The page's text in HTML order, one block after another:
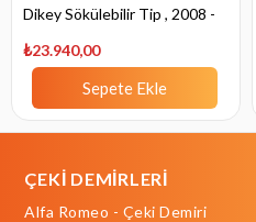
Dikey Sökülebilir Tip , 2008 -
₺23.940,00
Sepete Ekle
ÇEKİ DEMİRLERİ
Alfa Romeo - Çeki Demiri